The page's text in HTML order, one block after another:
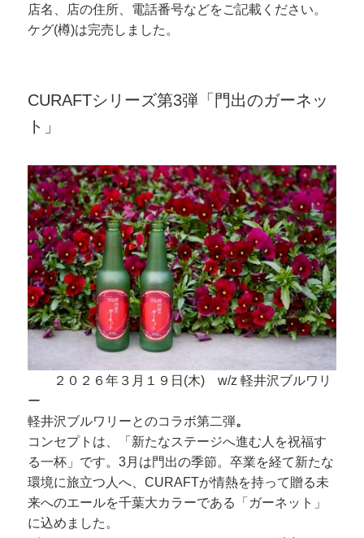
店名、店の住所、電話番号などをご記載ください。
ケグ(樽)は完売しました。
CURAFTシリーズ第3弾「門出のガーネッ
ト」
２０２６年３月１９日(木) w/z 軽井沢ブルワリ
ー
軽井沢ブルワリーとのコラボ第二弾。
コンセプトは、「新たなステージへ進む人を祝福す
る一杯」です。3月は門出の季節。卒業を経て新たな
環境に旅立つ人へ、CURAFTが情熱を持って贈る未
来へのエールを千葉大カラーである「ガーネット」
に込めました。